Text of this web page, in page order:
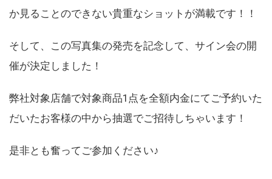
か見ることのできない貴重なショットが満載です！！
そして、この写真集の発売を記念して、サイン会の開
催が決定しました！
弊社対象店舗で対象商品1点を全額内金にてご予約いた
だいたお客様の中から抽選でご招待しちゃいます！
是非とも奮ってご参加ください♪